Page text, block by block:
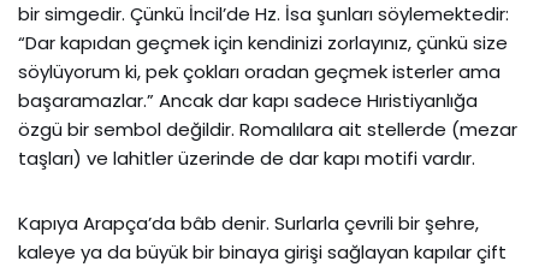
bir simgedir. Çünkü İncil’de Hz. İsa şunları söylemektedir:
“Dar kapıdan geçmek için kendinizi zorlayınız, çünkü size
söylüyorum ki, pek çokları oradan geçmek isterler ama
başaramazlar.” Ancak dar kapı sadece Hıristiyanlığa
özgü bir sembol değildir. Romalılara ait stellerde (mezar
taşları) ve lahitler üzerinde de dar kapı motifi vardır.
Kapıya Arapça’da bâb denir. Surlarla çevrili bir şehre,
kaleye ya da büyük bir binaya girişi sağlayan kapılar çift